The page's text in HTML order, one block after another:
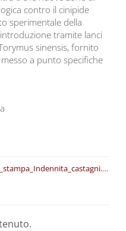
contro il cinipide
sperimentale della
tramite lanci
sinensis, fornito
a punto specifiche